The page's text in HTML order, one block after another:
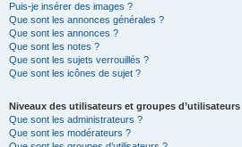
Puis-je insérer des images ?
Que sont les annonces générales ?
Que sont les annonces ?
Que sont les notes ?
Que sont les sujets verrouillés ?
Que sont les icônes de sujet ?
Niveaux des utilisateurs et groupes d’utilisateurs
Que sont les administrateurs ?
Que sont les modérateurs ?